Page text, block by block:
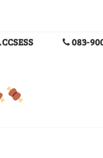
083-